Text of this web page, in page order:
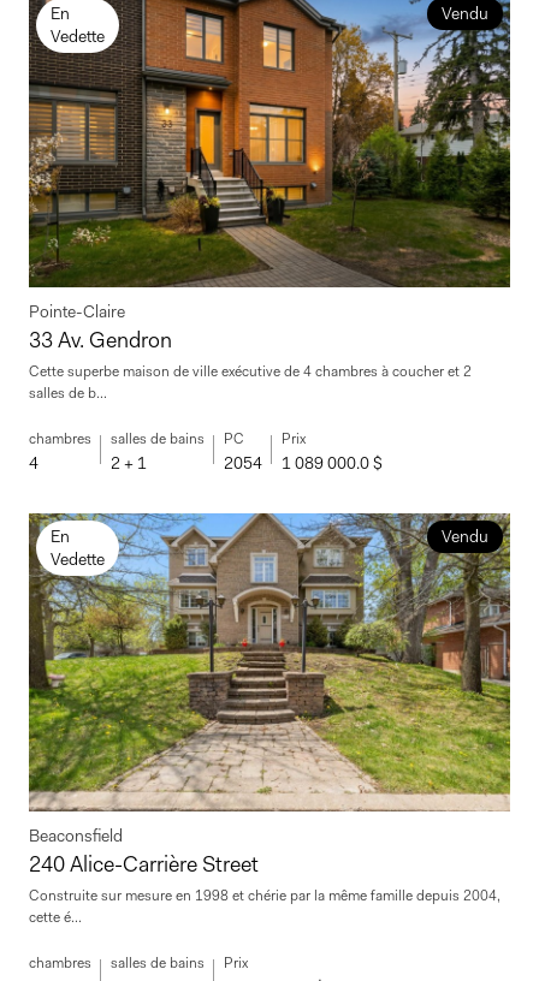
Vendu
En
Vedette
Pointe-Claire
33 Av. Gendron
Cette superbe maison de ville exécutive de 4 chambres à coucher et 2
salles de b...
chambres
4
salles de bains
2 + 1
PC
2054
Prix
1 089 000.0 $
Vendu
En
Vedette
Beaconsfield
240 Alice-Carrière Street
Construite sur mesure en 1998 et chérie par la même famille depuis 2004,
cette é...
chambres salles de bains Prix